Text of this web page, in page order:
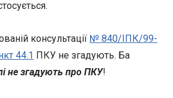
консультації № 840/ІПК/99-
44.1 ПКУ не згадують. Ба
не згадують про ПКУ!